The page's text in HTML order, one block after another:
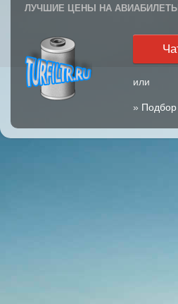
ЛУЧШИЕ ЦЕНЫ НА АВИАБИЛЕТЫ
или
»